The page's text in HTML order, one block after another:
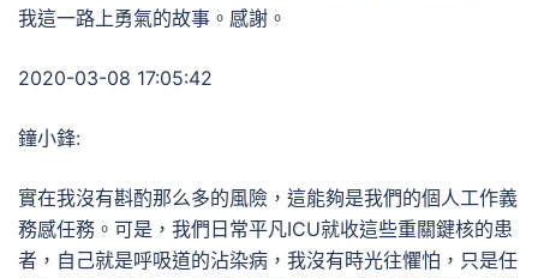
我這一路上勇氣的故事。感謝。
2020-03-08 17:05:42
鐘小鋒:
實在我沒有斟酌那么多的風險，這能夠是我們的個人工作義
務感任務。可是，我們日常平凡ICU就收這些重關鍵核的患
者，自己就是呼吸道的沾染病，我沒有時光往懼怕，只是任